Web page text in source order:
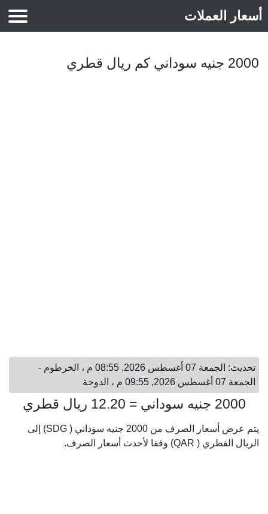
أسعار العملات
2000 جنيه سوداني كم ريال قطري
تحديث: الجمعة 07 أغسطس 2026, 08:55 م ، الخرطوم -
الجمعة 07 أغسطس 2026, 09:55 م ، الدوحة
2000 جنيه سوداني = 12.20 ريال قطري
يتم عرض أسعار الصرف من 2000 جنيه سوداني ( SDG) إلى
الريال القطري ( QAR) وفقا لأحدث أسعار الصرف.